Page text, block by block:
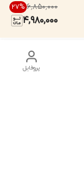
۶٬۸۵۰٬۰۰۰ 27%
4,980,000
پروفایل